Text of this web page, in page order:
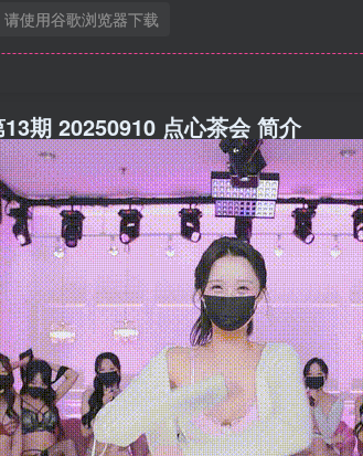
使用谷歌浏览器下载
期 20250910 点心茶会 简介